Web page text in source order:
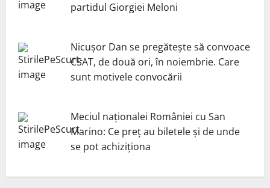
partidul Giorgiei Meloni
Nicuşor Dan se pregăteşte să convoace
CSAT, de două ori, în noiembrie. Care
sunt motivele convocării
Meciul naționalei României cu San
Marino: Ce preț au biletele și de unde
se pot achiziționa